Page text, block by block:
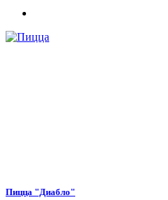
Пицца "Диабло"